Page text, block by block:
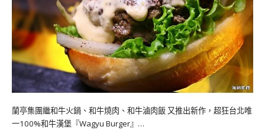
蘭亭集團繼和牛火鍋、和牛燒肉、和牛滷肉飯 又推出新作，超狂台北唯
一100%和牛漢堡『Wagyu Burger』…